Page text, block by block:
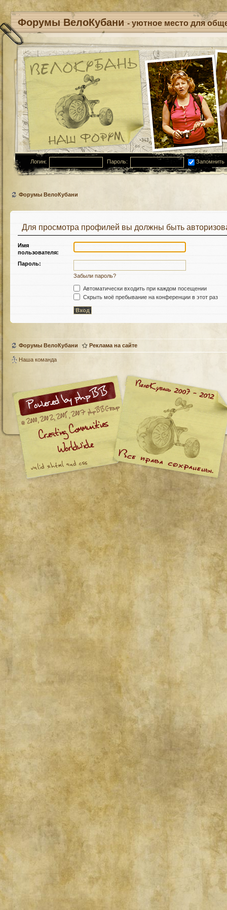
Форумы ВелоКубани - уютное место для
Логин: Пароль: Запомнить
Форумы ВелоКубани
Для просмотра профилей вы должны быть
Имя
пользователя:
Пароль:
Забыли пароль?
Автоматически входить при каждом посещении
Скрыть моё пребывание на конференции в этот раз
Форумы ВелоКубани Реклама на сайте
Наша команда